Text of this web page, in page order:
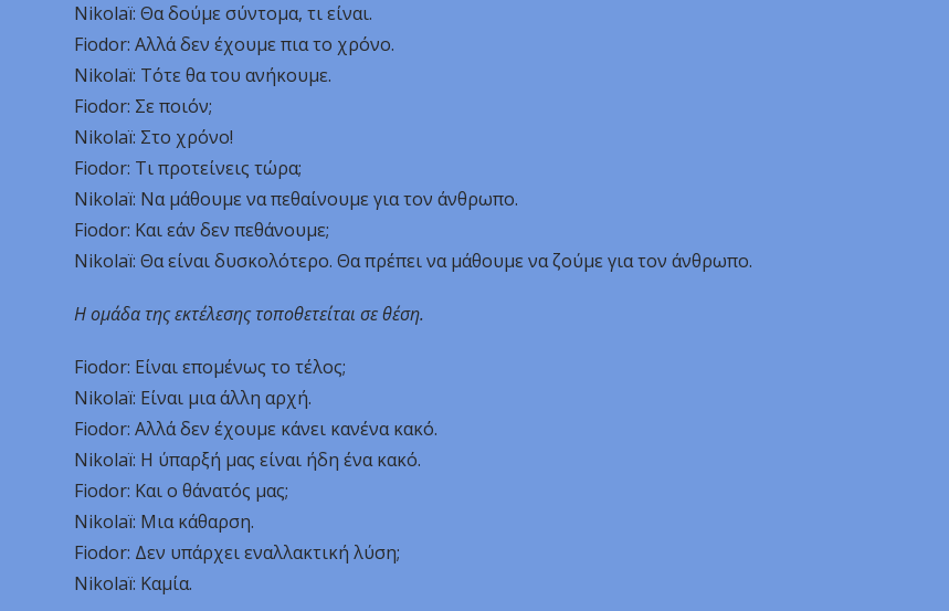
Nikolaï: Θα δούμε σύντομα, τι είναι.
Fiodor: Αλλά δεν έχουμε πια το χρόνο.
Nikolaï: Τότε θα του ανήκουμε.
Fiodor: Σε ποιόν;
Nikolaï: Στο χρόνο!
Fiodor: Τι προτείνεις τώρα;
Nikolaï: Να μάθουμε να πεθαίνουμε για τον άνθρωπο.
Fiodor: Και εάν δεν πεθάνουμε;
Nikolaï: Θα είναι δυσκολότερο. Θα πρέπει να μάθουμε να ζούμε για τον άνθρωπο.
Η ομάδα της εκτέλεσης τοποθετείται σε θέση.
Fiodor: Είναι επομένως το τέλος;
Nikolaï: Είναι μια άλλη αρχή.
Fiodor: Αλλά δεν έχουμε κάνει κανένα κακό.
Nikolaï: Η ύπαρξή μας είναι ήδη ένα κακό.
Fiodor: Και ο θάνατός μας;
Nikolaï: Μια κάθαρση.
Fiodor: Δεν υπάρχει εναλλακτική λύση;
Nikolaï: Καμία.